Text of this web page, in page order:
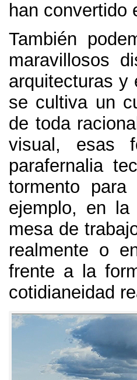
han convertido
También
maravillosos
arquitecturas y
se cultiva un
de toda
visual , esas
parafernalia
tormento para
ejemplo, en la
mesa de
realmente o
frente a la
cotidianeidad